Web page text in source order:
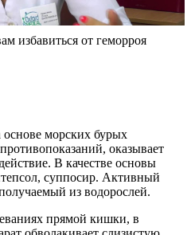
избавиться от геморроя
основе морских бурых
оказывает
В качестве основы
суппосир. Активный
из водорослей.
прямой кишки, в